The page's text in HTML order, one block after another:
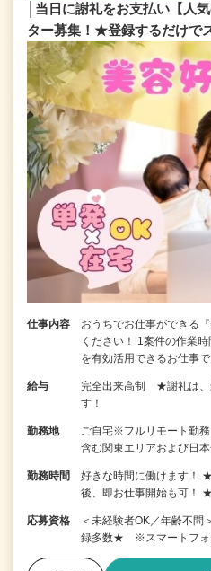
│当日に謝礼をお支払い【人
ター募集！★登録するだけで
仕事内容
おうちでお仕事ができる
ください！ 1案件の作業
を有効活用できるお仕事
給与
完全出来高制 ★謝礼は、
す！
勤務地
ご自宅※フルリモート勤
含む関東エリアおよび日
勤務時間
好きな時間に働けます！
後、即お仕事開始も可！
応募資格
＜未経験者OK／年齢不
録多数★ ※スマートフォ